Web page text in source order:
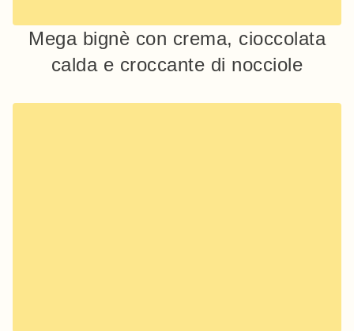
Mega bignè con crema, cioccolata
calda e croccante di nocciole